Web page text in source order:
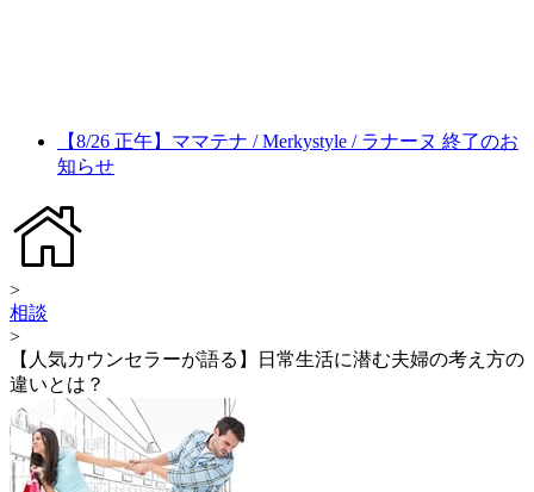
【8/26 正午】ママテナ / Merkystyle / ラナーヌ 終了のお
知らせ
>
相談
>
【人気カウンセラーが語る】日常生活に潜む夫婦の考え方の
違いとは？